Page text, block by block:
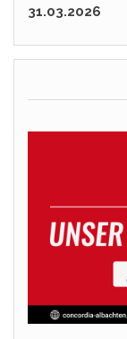
31.03.2026